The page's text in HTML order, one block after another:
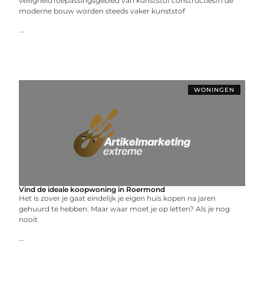
moderne bouw worden steeds vaker kunststof
...
WONINGEN
Vind de ideale koopwoning in Roermond
Het is zover je gaat eindelijk je eigen huis kopen na jaren
gehuurd te hebben. Maar waar moet je op letten? Als je nog
nooit
...